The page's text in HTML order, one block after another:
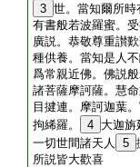
3 世。當知爾所
有書般若波羅蜜。
廣説。恭敬尊重讃
種供養。當知是人
爲常親近佛。佛説
諸菩薩摩訶薩。慧
目揵連。摩訶迦葉
拘絺羅。
4 大迦旃
一切世間諸天人
5
所説皆大歡喜